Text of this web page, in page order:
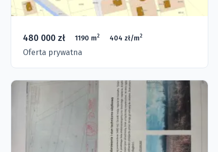
480 000 zł 1190 m2 404 zł/m2
Oferta prywatna